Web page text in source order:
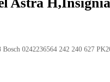
0242236564 242 240 627